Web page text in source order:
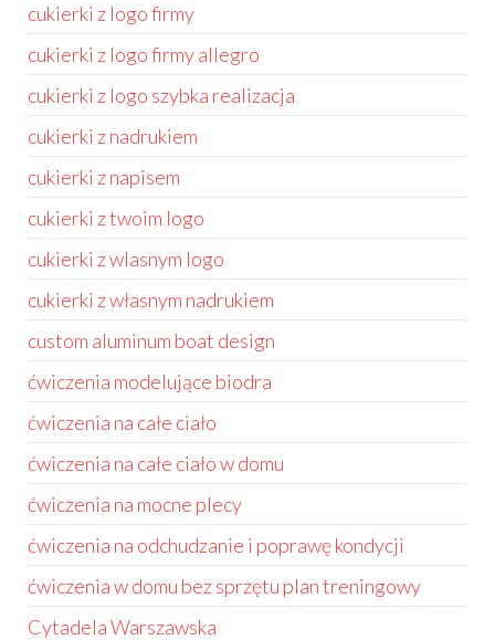
cukierki z logo firmy
cukierki z logo firmy allegro
cukierki z logo szybka realizacja
cukierki z nadrukiem
cukierki z napisem
cukierki z twoim logo
cukierki z wlasnym logo
cukierki z własnym nadrukiem
custom aluminum boat design
ćwiczenia modelujące biodra
ćwiczenia na całe ciało
ćwiczenia na całe ciało w domu
ćwiczenia na mocne plecy
ćwiczenia na odchudzanie i poprawę kondycji
ćwiczenia w domu bez sprzętu plan treningowy
Cytadela Warszawska